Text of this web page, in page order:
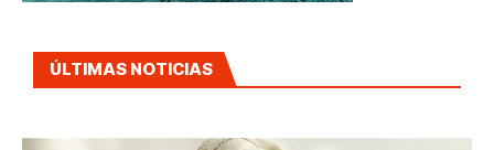
ÚLTIMAS NOTICIAS